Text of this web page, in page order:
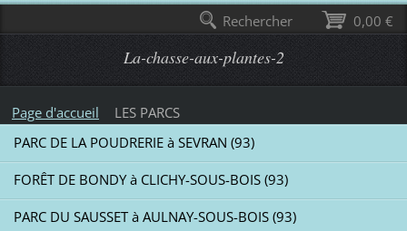
La-chasse-aux-plantes-2
Page d'accueil
LES PARCS
PARC DE LA POUDRERIE à SEVRAN (93)
FORÊT DE BONDY à CLICHY-SOUS-BOIS (93)
PARC DU SAUSSET à AULNAY-SOUS-BOIS (93)
0,00 €
Rechercher